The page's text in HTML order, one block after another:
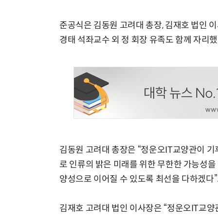
준공식은 김동원 고려대 총장, 김재호 법인
경태 석좌교수 외 정 회장 유족도 함께 자리
김동원 고려대 총장은 “정운오IT교양관이
로 인류의 밝은 미래를 위한 무한한 가능성
양성으로 이어질 수 있도록 최선을 다하겠다
김재호 고려대 법인 이사장은 “정운오IT교